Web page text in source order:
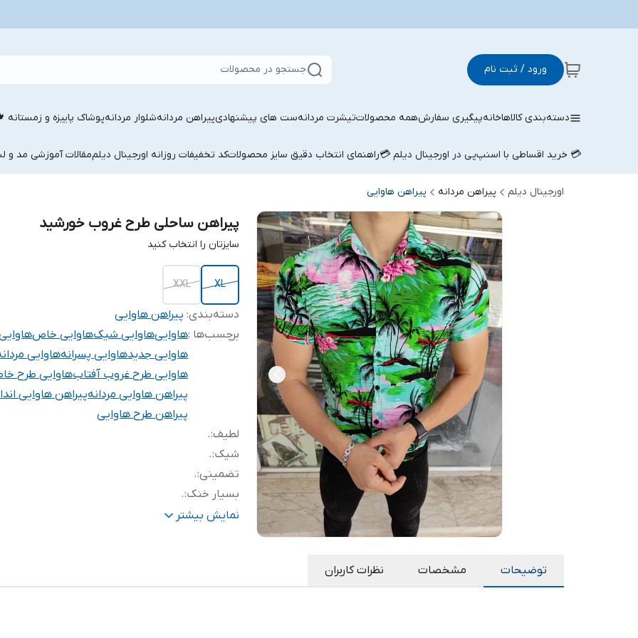
ورود / ثبت نام جستجو در محصولات
دسته‌بندی کالاهاخانهپیگیری سفارشهمه محصولاتتیشرت مردانهست های پیشنهادیپیراهن مردانهشلوار مردانهپوشاک پاییزه و زمستانه
💳 خرید اقساطی با اسنپ‌پی در اورجینال دیلم 💳راهنمای انتخاب دقیق سایز محصولاتکد تخفیفات روزانه اورجینال دیلممقالات آموزشی مد و
اورجینال دیلم پیراهن مردانه پیراهن هاوایی
پیراهن ساحلی طرح غروب خورشید
سایزتان را انتخاب کنید
XL
XXL
دسته‌بندی:پیراهن هاوایی
برچسب‌ها :هاواییهاوایی شیکهاوایی خاص
هاوایی جدیدهاوایی پسرانههاوایی
هاوایی طرح غروب آفتابهاوایی طرح
پیراهن هاوایی مردانهپیراهن هاوایی
پیراهن طرح هاوایی
لطیف:
.
شیک:
.
تضمینی:
.
بسیار خنک:
.
با کیفیت:
.
نمایش بیشتر
توضیحات مشخصات نظرات کاربران